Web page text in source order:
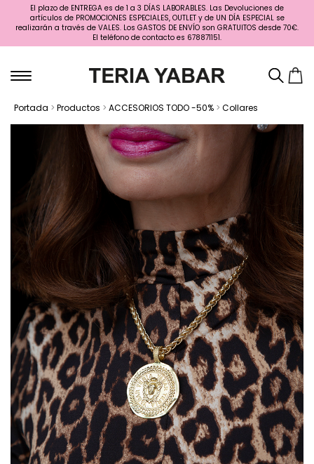
El plazo de ENTREGA es de 1 a 3 DÍAS LABORABLES. Las Devoluciones de
artículos de PROMOCIONES ESPECIALES, OUTLET y de UN DÍA ESPECIAL se
realizarán a través de VALES. Los GASTOS DE ENVÍO son GRATUITOS desde 70€.
El teléfono de contacto es 678871151.
Portada > Productos > ACCESORIOS TODO -50% > Collares